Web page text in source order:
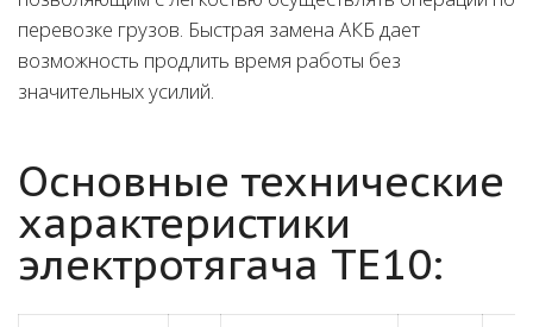
перевозке грузов. Быстрая замена АКБ дает
возможность продлить время работы без
значительных усилий.
Основные технические
характеристики
электротягача TE10: